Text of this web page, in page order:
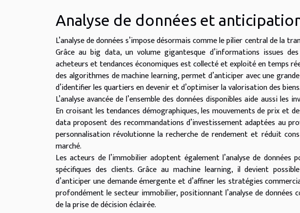
Analyse de données et
L’analyse de données s’impose désormais comme le pilier central de la
Grâce au big data, un volume gigantesque d’informations issues
acheteurs et tendances économiques est collecté et exploité en temps
des algorithmes de machine learning, permet d’anticiper avec une
d’identifier les quartiers en devenir et d’optimiser la valorisation des biens.
L’analyse avancée de l’ensemble des données disponibles aide aussi
En croisant les tendances démographiques, les mouvements de prix et
data proposent des recommandations d’investissement adaptées au
personnalisation révolutionne la recherche de rendement et réduit
marché.
Les acteurs de l’immobilier adoptent également l’analyse de
spécifiques des clients. Grâce au machine learning, il devient
d’anticiper une demande émergente et d’affiner les stratégies
profondément le secteur immobilier, positionnant l’analyse de données
de la prise de décision éclairée.